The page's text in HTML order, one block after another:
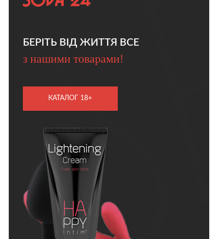
БЕРІТЬ ВІД ЖИТТЯ ВСЕ
з нашими товарами!
КАТАЛОГ 18+